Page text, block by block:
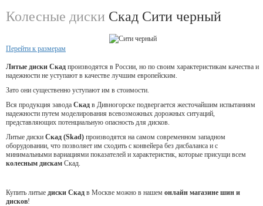
Колесные диски Скад Сити черный
Перейти к размерам
Литые диски Скад производятся в России, но по своим характеристикам качества и
надежности не уступают в качестве лучшим европейским.
Зато они существенно уступают им в стоимости.
Вся продукция завода Скад в Дивногорске подвергается жесточайшим испытаниям
надежности путем моделирования всевозможных дорожных ситуаций,
представляющих потенциальную опасность для дисков.
Литые диски Скад (Skad) производятся на самом современном западном
оборудовании, что позволяет им сходить с конвейера без дисбаланса и с
минимальными вариациями показателей и характеристик, которые присущи всем
колесным дискам Скад.
Купить литые диски Скад в Москве можно в нашем онлайн магазине шин и
дисков!